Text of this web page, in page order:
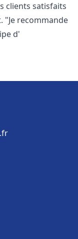
clients satisfaits
"Je recommande
d'